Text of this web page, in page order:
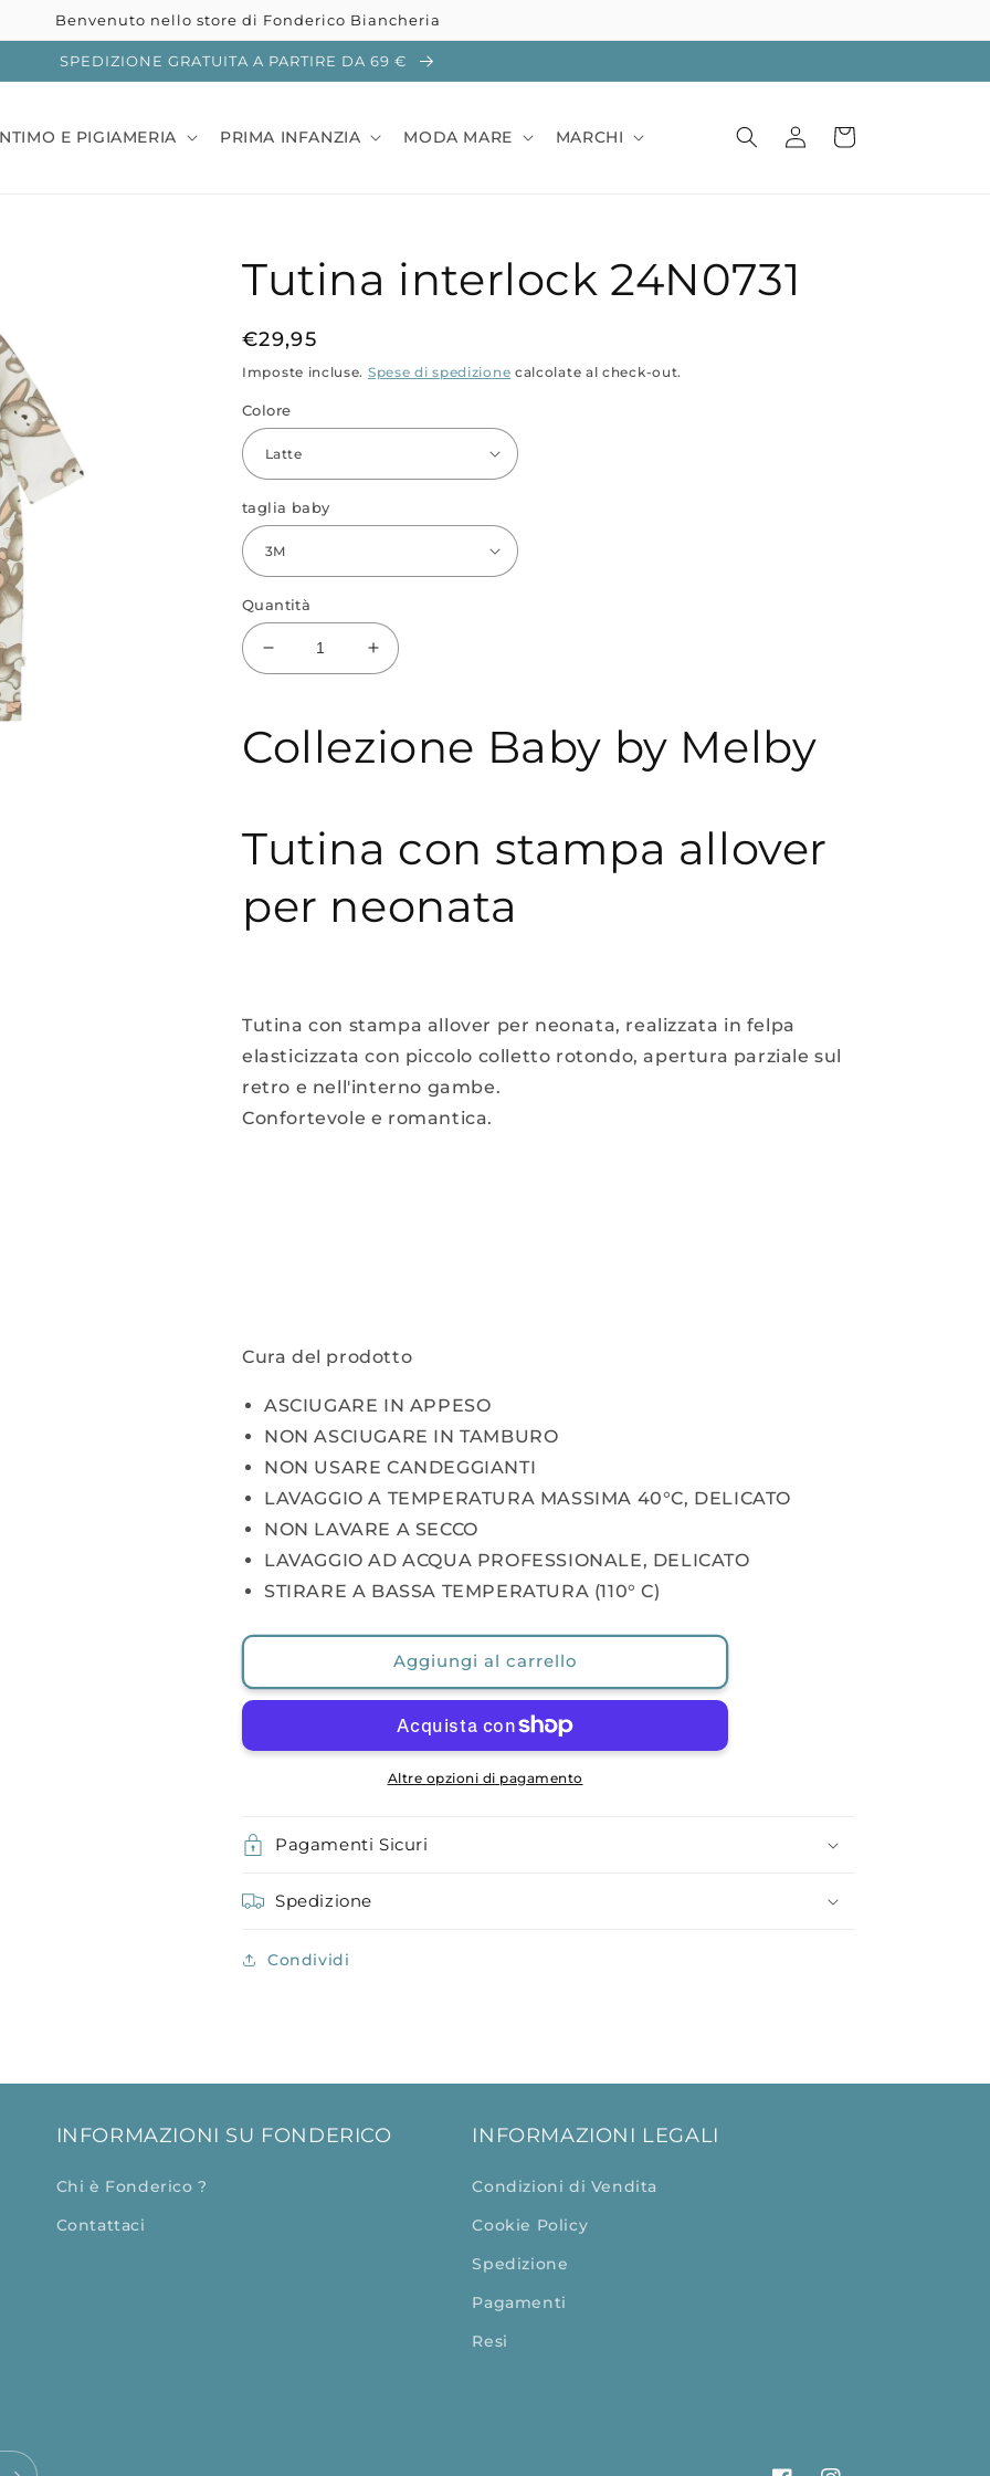
Benvenuto nello store di Fonderico Biancheria
SPEDIZIONE GRATUITA A PARTIRE DA 69 €
E PIGIAMERIA PRIMA INFANZIA MODA MARE MARCHI Accedi Carrello
Tutina interlock 24N0731
Prezzo
di
listino
€29,95
Imposte incluse. Spese di spedizione calcolate al check-out.
Colore
taglia baby
Quantità
Diminuisci
quantità
Tutina
interlock
Aumenta
quantità
Tutina
interlock
Collezione Baby by Melby
Tutina con stampa allover
per neonata
Tutina con stampa allover per neonata, realizzata in felpa
elasticizzata con piccolo colletto rotondo, apertura parziale sul
retro e nell'interno gambe.
Confortevole e romantica.
Cura del prodotto
ASCIUGARE IN APPESO
NON ASCIUGARE IN TAMBURO
NON USARE CANDEGGIANTI
LAVAGGIO A TEMPERATURA MASSIMA 40°C, DELICATO
NON LAVARE A SECCO
LAVAGGIO AD ACQUA PROFESSIONALE, DELICATO
STIRARE A BASSA TEMPERATURA (110° C)
Aggiungi al carrello
Altre opzioni di pagamento
Pagamenti Sicuri
Spedizione
Condividi
INFORMAZIONI SU FONDERICO
Chi è Fonderico ?
Contattaci
INFORMAZIONI LEGALI
Condizioni di Vendita
Cookie Policy
Spedizione
Pagamenti
Resi